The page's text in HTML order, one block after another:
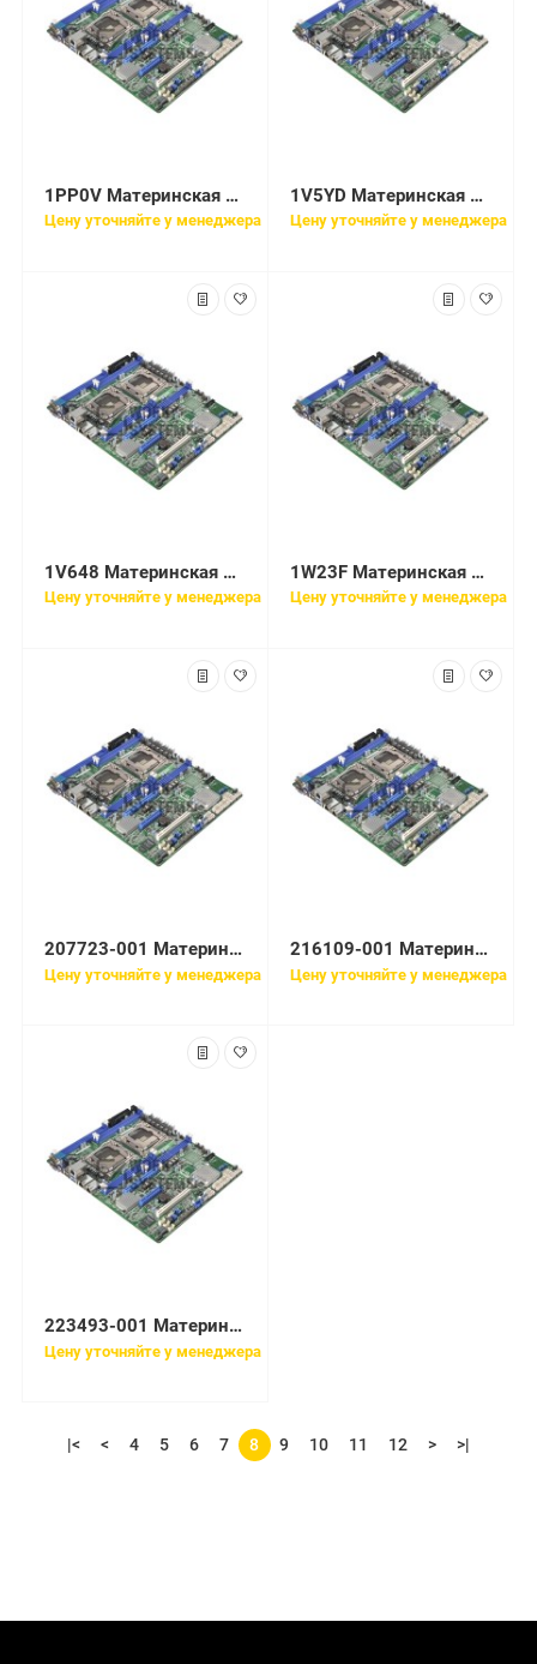
1PP0V Материнская плата Dell R420
Цену уточняйте у менеджера
1V5YD Материнская плата Dell Latitude E6230
Цену уточняйте у менеджера
1V648 Материнская плата Dell for PowerEdge R410
Цену уточняйте у менеджера
1W23F Материнская плата Dell R620 V5
Цену уточняйте у менеджера
207723-001 Материнская плата HP
Цену уточняйте у менеджера
216109-001 Материнская плата HP
Цену уточняйте у менеджера
223493-001 Материнская плата HP
Цену уточняйте у менеджера
|< < 4 5 6 7 8 9 10 11 12 > >|